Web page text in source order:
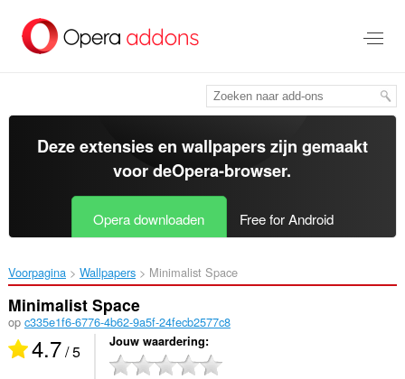
tekst
springen
Deze extensies en wallpapers zijn gemaakt
voor deOpera-browser.
Opera downloaden Free for Android
Voorpagina Wallpapers Minimalist Space‎
Minimalist Space
op c335e1f6-6776-4b62-9a5f-24fecb2577c8
4.7/ 5 Jouw waardering